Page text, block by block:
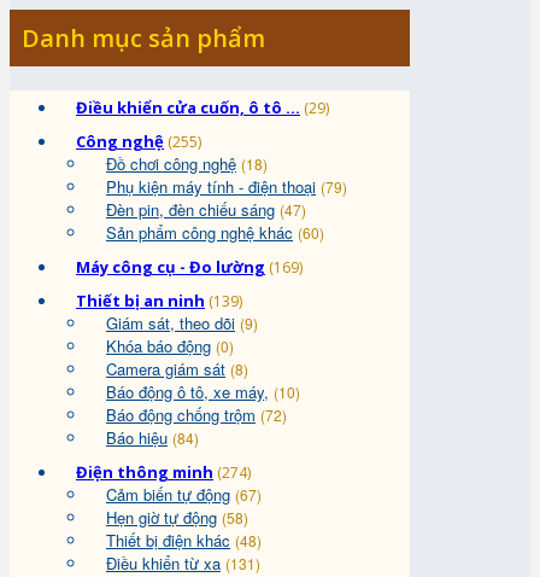
Danh mục sản phẩm
Điều khiển cửa cuốn, ô tô ... (29)
Công nghệ (255)
Đồ chơi công nghệ (18)
Phụ kiện máy tính - điện thoại (79)
Đèn pin, đèn chiếu sáng (47)
Sản phẩm công nghệ khác (60)
Máy công cụ - Đo lường (169)
Thiết bị an ninh (139)
Giám sát, theo dõi (9)
Khóa báo động (0)
Camera giám sát (8)
Báo động ô tô, xe máy, (10)
Báo động chống trộm (72)
Báo hiệu (84)
Điện thông minh (274)
Cảm biến tự động (67)
Hẹn giờ tự động (58)
Thiết bị điện khác (48)
Điều khiển từ xa (131)